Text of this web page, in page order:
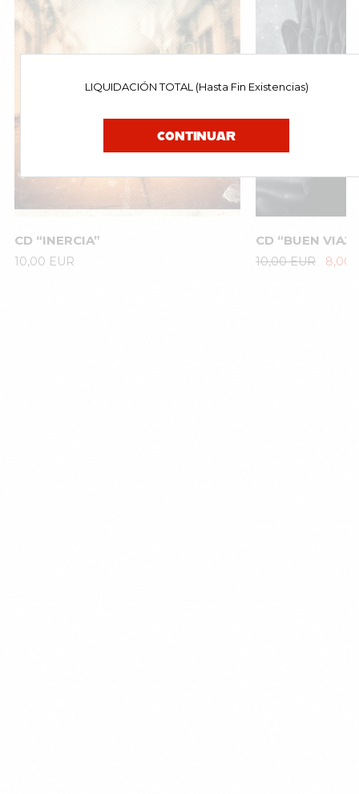
LIQUIDACIÓN TOTAL (Hasta Fin Existencias)
CONTINUAR
CD “INERCIA”
10,00 EUR
CD “BUEN
10,00EUR
El8,00